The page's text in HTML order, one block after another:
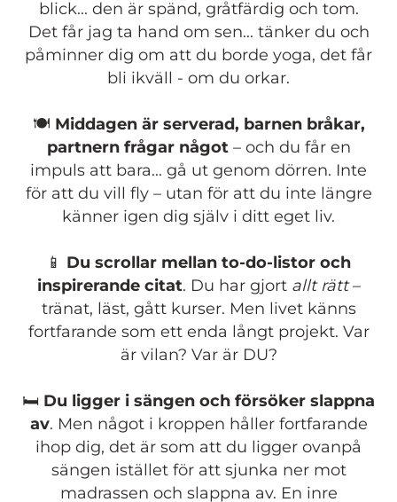
blick... den är spänd, gråtfärdig och tom.
Det får jag ta hand om sen... tänker du och
påminner dig om att du borde yoga, det får
bli ikväll - om du orkar.
🍽️ Middagen är serverad, barnen bråkar,
partnern frågar något– och du får en
impuls att bara... gå ut genom dörren. Inte
för att du vill fly – utan för att du inte längre
känner igen dig själv i ditt eget liv.
📱 Du scrollar mellan to-do-listor och
inspirerande citat. Du har gjort allt rätt–
tränat, läst, gått kurser. Men livet känns
fortfarande som ett enda långt projekt. Var
är vilan? Var är DU?
🛏️ Du ligger i sängen och försöker slappna
av. Men något i kroppen håller fortfarande
ihop dig, det är som att du ligger ovanpå
sängen istället för att sjunka ner mot
madrassen och slappna av. En inre